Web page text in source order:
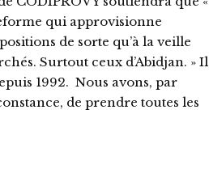
qui approvisionne
de sorte qu’à la veille
Surtout ceux d’Abidjan. » Il
1992. Nous avons, par
de prendre toutes les